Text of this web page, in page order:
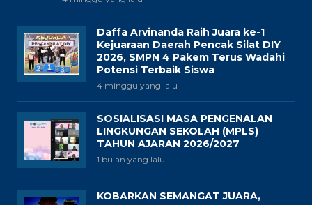
Daffa Arvinanda Raih Juara ke-1
Kejuaraan Daerah Pencak Silat DIY
2026, SMPN 4 Pakem Terus Wadahi
Potensi Terbaik Siswa
4 minggu yang lalu
SOSIALISASI MASA PENGENALAN
LINGKUNGAN SEKOLAH (MPLS)
TAHUN AJARAN 2026/2027
1 bulan yang lalu
KOBARKAN SEMANGAT JUARA,